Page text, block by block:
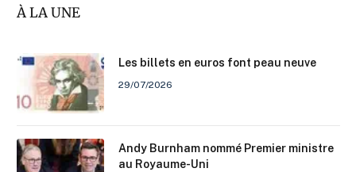
À LA UNE
Les billets en euros font peau neuve
29/07/2026
Andy Burnham nommé Premier ministre
au Royaume-Uni